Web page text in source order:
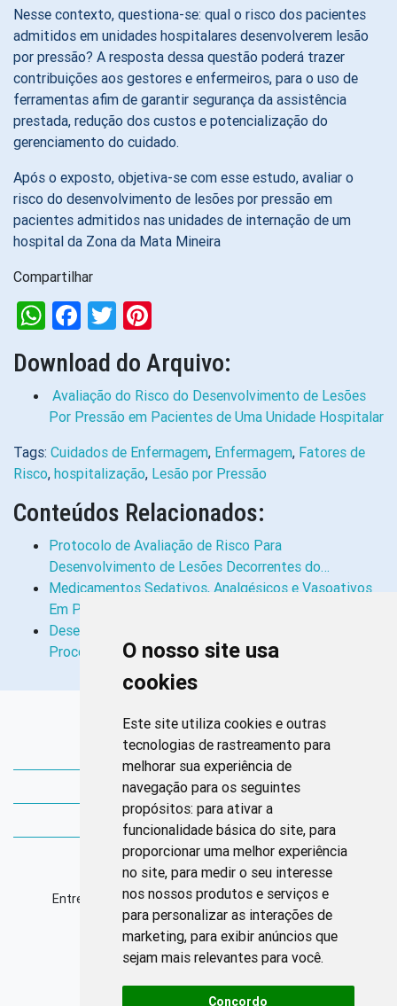
O nosso site usa
cookies
Este site utiliza cookies e outras
tecnologias de rastreamento para
melhorar sua experiência de
navegação para os seguintes
propósitos: para ativar a
funcionalidade básica do site, para
proporcionar uma melhor experiência
no site, para medir o seu interesse
nos nossos produtos e serviços e
para personalizar as interações de
marketing, para exibir anúncios que
sejam mais relevantes para você.
Concordo
Nesse contexto, questiona-se: qual o risco dos pacientes
admitidos em unidades hospitalares desenvolverem lesão
por pressão? A resposta dessa questão poderá trazer
contribuições aos gestores e enfermeiros, para o uso de
ferramentas afim de garantir segurança da assistência
prestada, redução dos custos e potencialização do
gerenciamento do cuidado.
Após o exposto, objetiva-se com esse estudo, avaliar o
risco do desenvolvimento de lesões por pressão em
pacientes admitidos nas unidades de internação de um
hospital da Zona da Mata Mineira
Compartilhar
WhatsApp
Facebook
Twitter
Download do Arquivo:
Avaliação do Risco do Desenvolvimento de Lesões
Por Pressão em Pacientes de Uma Unidade Hospitalar
Tags: Cuidados de Enfermagem, Enfermagem, Fatores de
Risco, hospitalização, Lesão por Pressão
Conteúdos Relacionados:
Protocolo de Avaliação de Risco Para
Desenvolvimento de Lesões Decorrentes do…
Medicamentos Sedativos, Analgésicos e Vasoativos
Em Pacientes Críticos:…
Desenvolvimento de Web App Para Simulação do
Processo de Enfermagem Em Ambiente Hospitalar
Links Rápidos
Bibliotecas Corens
Bases da Saúde
Bases de conhecimento
Endereço
Entrequadra Sul 208/209, Asa Sul, CEP: 70390-100
Horário de Funcionamento
Segunda à sexta: 8h às 17h